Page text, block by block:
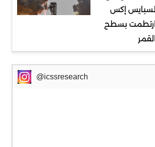
لسبايس إكس
ارتطمت بسطح
القمر
@icssresearch